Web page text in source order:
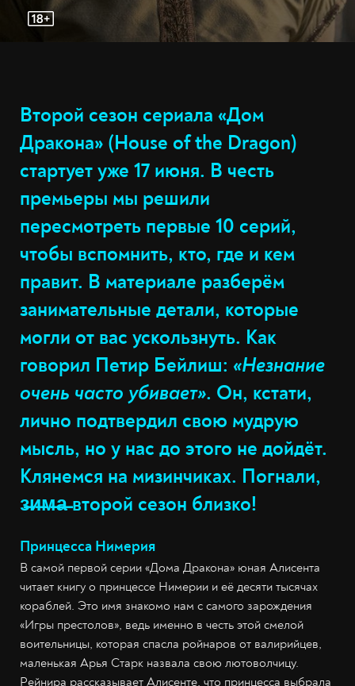
Второй сезон сериала «Дом
Дракона» (House of the Dragon)
стартует уже 17 июня. В честь
премьеры мы решили
пересмотреть первые 10 серий,
чтобы вспомнить, кто, где и кем
правит. В материале разберём
занимательные детали, которые
могли от вас ускользнуть. Как
говорил Петир Бейлиш: «Незнание
очень часто убивает». Он, кстати,
лично подтвердил свою мудрую
мысль, но у нас до этого не дойдёт.
Клянемся на мизинчиках. Погнали,
з̶и̶м̶а̶ второй сезон близко!
Принцесса Нимерия
В самой первой серии «Дома Дракона» юная Алисента
читает книгу о принцессе Нимерии и её десяти тысячах
кораблей. Это имя знакомо нам с самого зарождения
«Игры престолов», ведь именно в честь этой смелой
воительницы, которая спасла ройнаров от валирийцев,
маленькая Арья Старк назвала свою лютоволчицу.
Рейнира рассказывает Алисенте, что принцесса выбрала